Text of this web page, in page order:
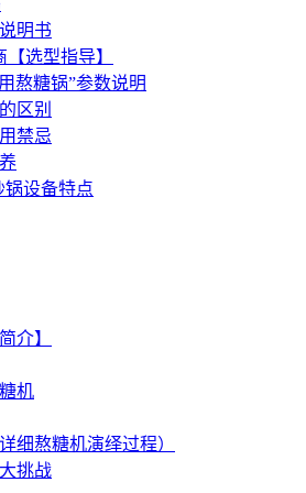
明书
选型指导】
熬糖锅”参数说明
区别
禁忌
锅设备特点
介】
机
细熬糖机演绎过程）
挑战